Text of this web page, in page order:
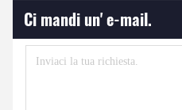
Ci mandi un' e-mail.